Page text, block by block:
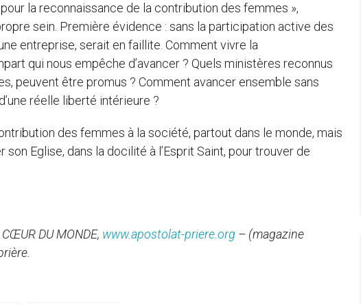
la reconnaissance de la contribution des femmes »,
sein. Première évidence : sans la participation active des
entreprise, serait en faillite. Comment vivre la
qui nous empêche d’avancer ? Quels ministères reconnus
peuvent être promus ? Comment avancer ensemble sans
réelle liberté intérieure ?
des femmes à la société, partout dans le monde, mais
son Eglise, dans la docilité à l’Esprit Saint, pour trouver de
DU MONDE, www.apostolat-priere.org – (magazine